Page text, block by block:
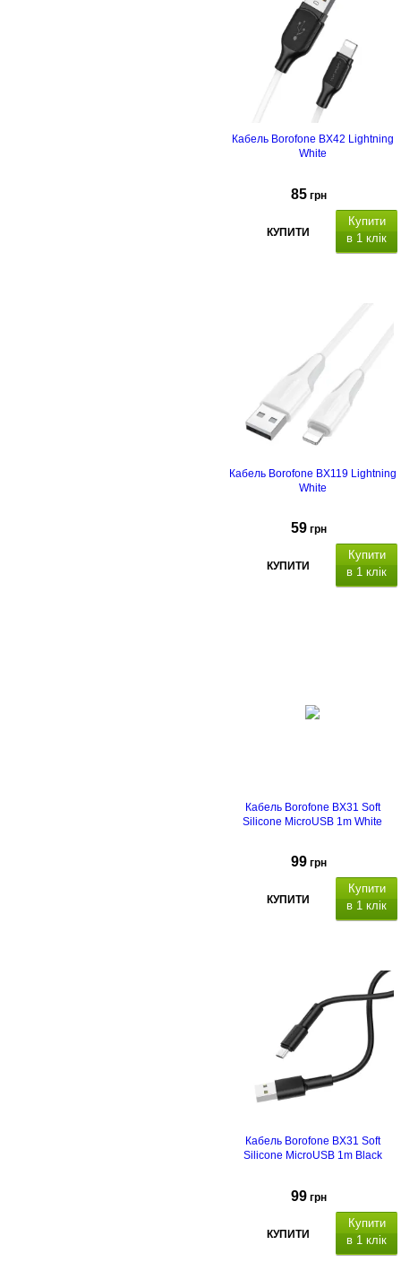
Кабель Borofone BX42 Lightning
White
85 грн
КУПИТИ
Купити
в 1 клік
Кабель Borofone BX119 Lightning
White
59 грн
КУПИТИ
Купити
в 1 клік
Кабель Borofone BX31 Soft
Silicone MicroUSB 1m White
99 грн
КУПИТИ
Купити
в 1 клік
Кабель Borofone BX31 Soft
Silicone MicroUSB 1m Black
99 грн
КУПИТИ
Купити
в 1 клік